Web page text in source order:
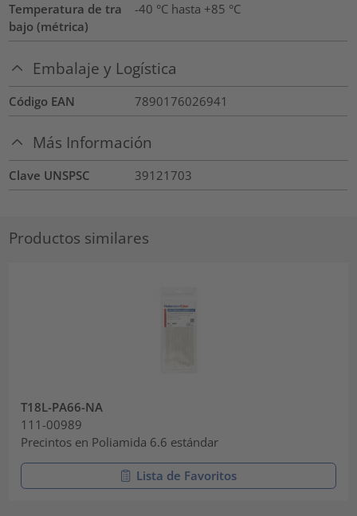
Temperatura de tra
bajo (métrica)
-40 °C hasta +85 °C
Embalaje y Logística
Código EAN 7890176026941
Más Información
Clave UNSPSC 39121703
Productos similares
T18L-PA66-NA
111-00989
Precintos en Poliamida 6.6 estándar
Lista de Favoritos